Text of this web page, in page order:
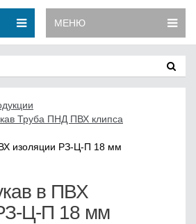
МЕНЮ
Труба ПНД ПВХ клипса
изоляции РЗ-Ц-П 18 мм
в ПВХ
Ц-П 18 мм